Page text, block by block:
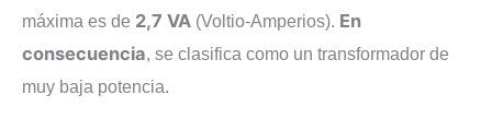
máxima es de 2,7 VA (Voltio-Amperios). En
consecuencia, se clasifica como un transformador de
muy baja potencia.